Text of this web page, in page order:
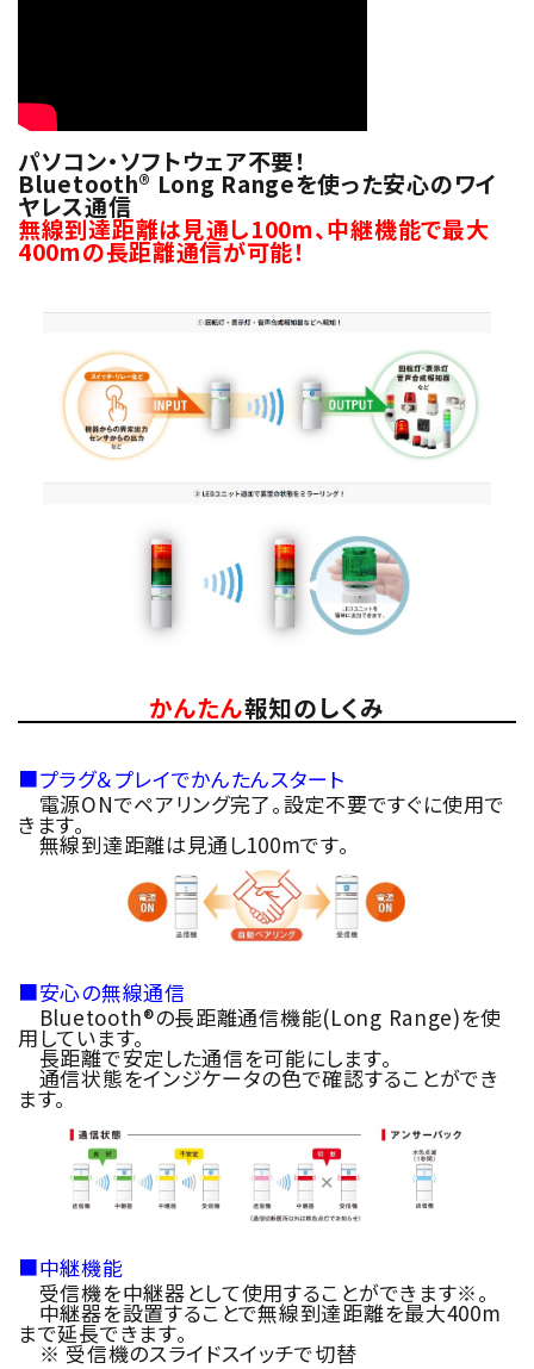
パソコン・ソフトウェア不要！
Bluetooth® Long Rangeを使った安心のワイ
ヤレス通信
無線到達距離は見通し100m、中継機能で最大
400mの長距離通信が可能！
かんたん報知のしくみ
■プラグ＆プレイでかんたんスタート
電源ONでペアリング完了。設定不要ですぐに使用で
きます。
無線到達距離は見通し100mです。
■安心の無線通信
Bluetooth®の長距離通信機能(Long Range)を使
用しています。
長距離で安定した通信を可能にします。
通信状態をインジケータの色で確認することができ
ます。
■中継機能
受信機を中継器として使用することができます※。
中継器を設置することで無線到達距離を最大400m
まで延長できます。
※ 受信機のスライドスイッチで切替